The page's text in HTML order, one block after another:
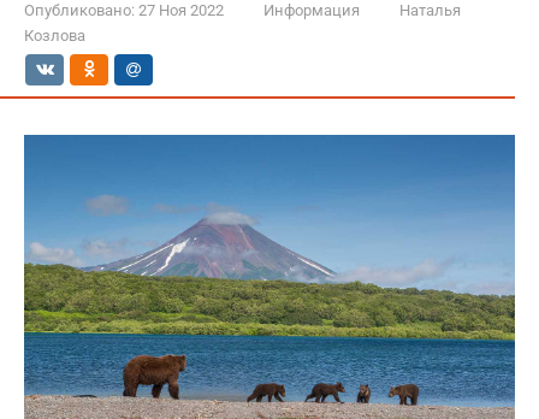
Опубликовано: 27 Ноя 2022 Информация
Наталья
Козлова